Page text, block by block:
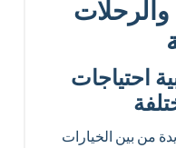
والرحلات
احتياجات
من بين الخيارات